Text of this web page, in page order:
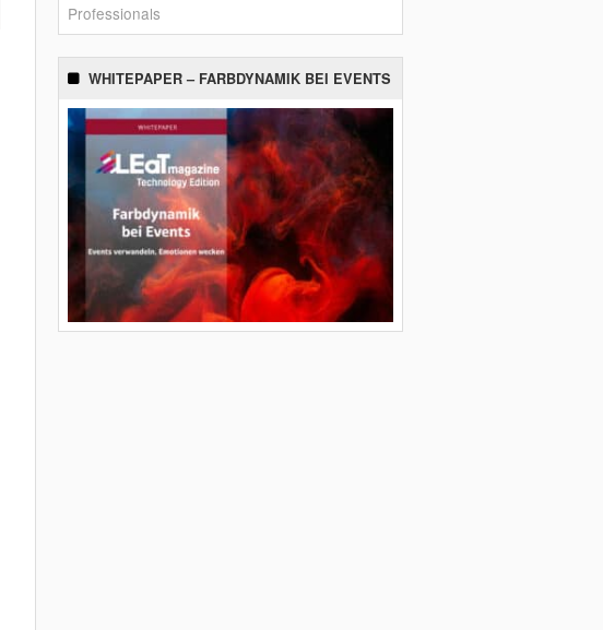
Professionals
WHITEPAPER – FARBDYNAMIK BEI EVENTS